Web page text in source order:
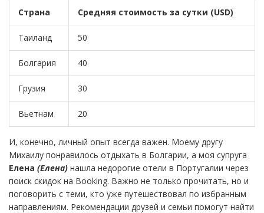
Страна Средняя стоимость за сутки (USD)
Таиланд 50
Болгария 40
Грузия 30
Вьетнам 20
И, конечно, личный опыт всегда важен. Моему другу
Михаилу понравилось отдыхать в Болгарии, а моя супруга
Елена (Елена) нашла недорогие отели в Португалии через
поиск скидок на Booking. Важно не только прочитать, но и
поговорить с теми, кто уже путешествовал по избранным
направлениям. Рекомендации друзей и семьи помогут найти